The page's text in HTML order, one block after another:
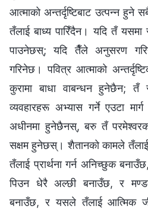
आत्माको अन्तर्दृष्टिबाट उत्पन्न हुने
तँलाई बाध्य पारिँदैन। यदि तँ
पाउनेछस्; यदि तैँले अनुसरण
गरिनेछ। पवित्र आत्माको
कुरामा बाधा वाबन्धन हुनेछैन; तँ
व्यवहारहरू अभ्यास गर्ने एउटा
अधीनमा हुनेछैनस्, बरु तँ
सक्षम हुनेछस्। शैतानको कामले
तँलाई प्रार्थना गर्न अनिच्छुक
पिउन धेरै अल्छी बनाउँछ, र
बनाउँछ, र यसले तँलाई आत्मिक